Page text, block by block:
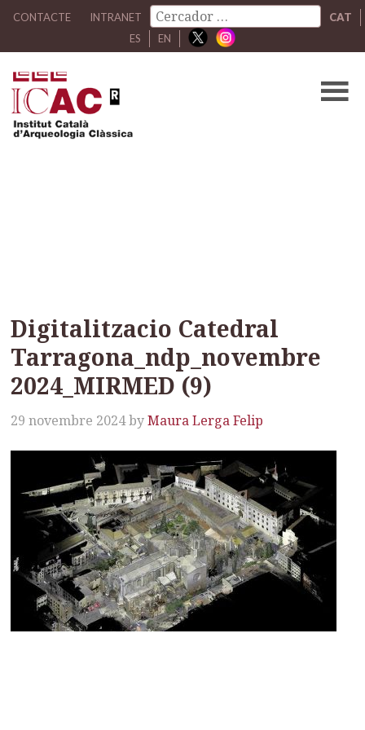
CONTACTE INTRANET
CAT
ES
EN
Digitalitzacio Catedral
Tarragona_ndp_novembre
2024_MIRMED (9)
29 novembre 2024byMaura Lerga Felip